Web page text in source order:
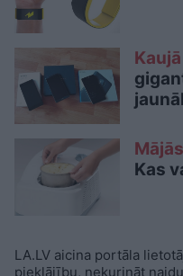
Kaujā
Mājās
Kas
LA.LV aicina portāla
pieklājību, nekurināt